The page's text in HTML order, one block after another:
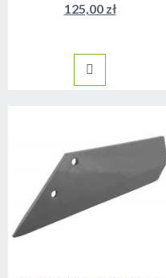
125,00 zł